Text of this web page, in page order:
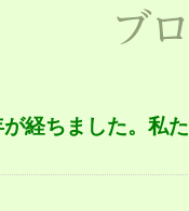
ブ
経ちました。私